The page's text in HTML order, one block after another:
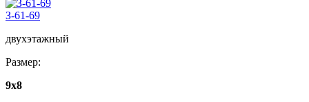
З-61-69
двухэтажный
Размер:
9x8